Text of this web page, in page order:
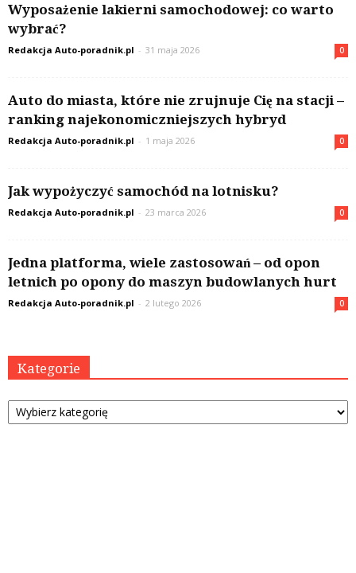
Wyposażenie lakierni samochodowej: co warto
wybrać?
Redakcja Auto-poradnik.pl - 31 maja 2026 0
Auto do miasta, które nie zrujnuje Cię na stacji –
ranking najekonomiczniejszych hybryd
Redakcja Auto-poradnik.pl - 1 maja 2026 0
Jak wypożyczyć samochód na lotnisku?
Redakcja Auto-poradnik.pl - 23 marca 2026 0
Jedna platforma, wiele zastosowań – od opon
letnich po opony do maszyn budowlanych hurt
Redakcja Auto-poradnik.pl - 2 lutego 2026 0
Kategorie
Kategorie